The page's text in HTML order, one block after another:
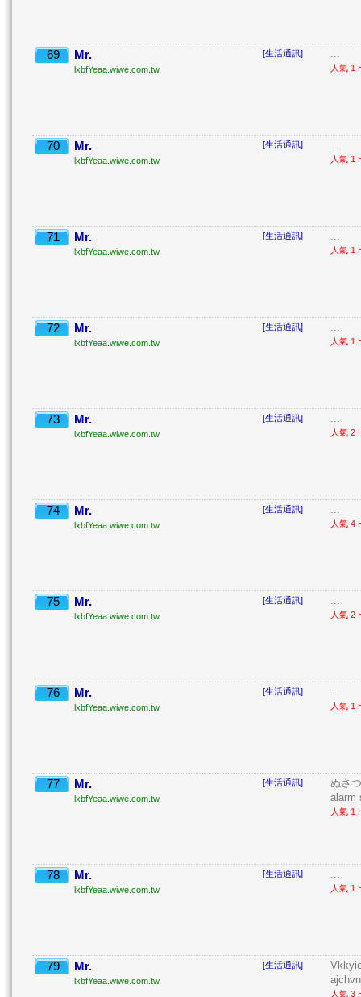
69 Mr.
lxbfYeaa.wiwe.com.tw
[生活通訊] ...
人氣 1
70 Mr.
lxbfYeaa.wiwe.com.tw
[生活通訊] ...
人氣 1
71 Mr.
lxbfYeaa.wiwe.com.tw
[生活通訊] ...
人氣 1
72 Mr.
lxbfYeaa.wiwe.com.tw
[生活通訊] ...
人氣 1
73 Mr.
lxbfYeaa.wiwe.com.tw
[生活通訊] ...
人氣 2
74 Mr.
lxbfYeaa.wiwe.com.tw
[生活通訊] ...
人氣 4
75 Mr.
lxbfYeaa.wiwe.com.tw
[生活通訊] ...
人氣 2
76 Mr.
lxbfYeaa.wiwe.com.tw
[生活通訊] ...
人氣 1
77 Mr.
lxbfYeaa.wiwe.com.tw
[生活通訊]
ぬさ
alarm
人氣 1
78 Mr.
lxbfYeaa.wiwe.com.tw
[生活通訊] ...
人氣 1
79 Mr.
lxbfYeaa.wiwe.com.tw
[生活通訊]
人氣 3